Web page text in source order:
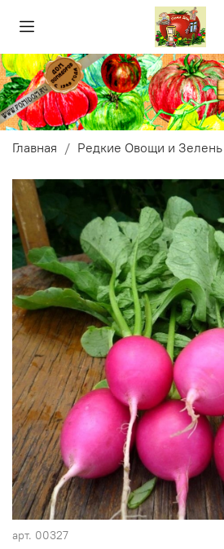
Главная Редкие Овощи и Зелень
арт. 00327